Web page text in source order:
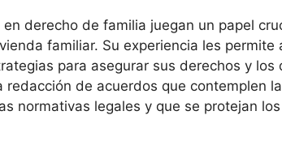
derecho de familia juegan un papel
familiar. Su experiencia les permite
para asegurar sus derechos y los
de acuerdos que contemplen
normativas legales y que se protejan